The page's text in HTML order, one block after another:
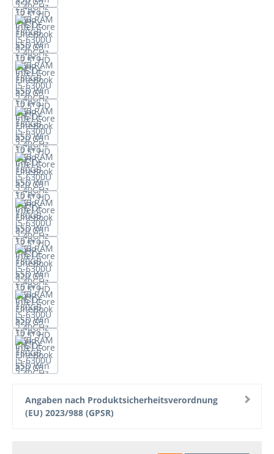
Angaben nach Produktsicherheitsverordnung
(EU) 2023/988 (GPSR)